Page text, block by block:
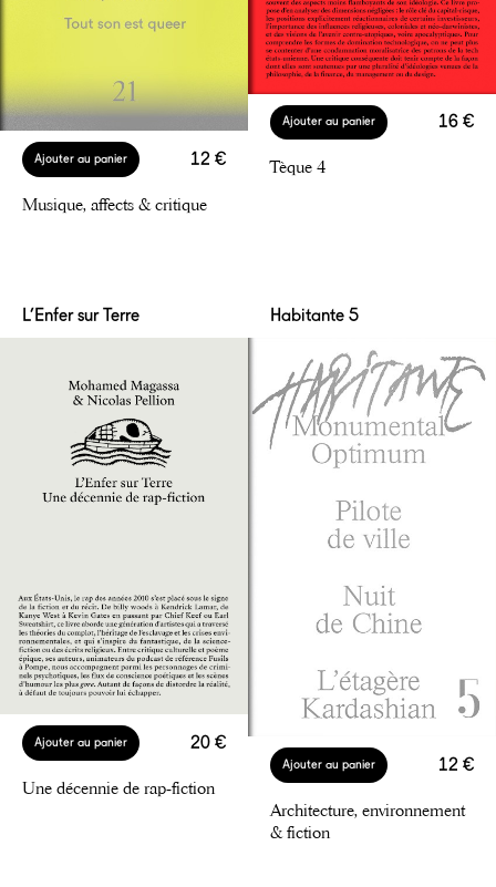
12 €
Ajouter au panier
Musique, affects & critique
16 €
Ajouter au panier
Tèque 4
20 €
Ajouter au panier
Une décennie de rap‑fiction
L’Enfer sur Terre
12 €
Ajouter au panier
Architecture, environnement
& fiction
Habitante 5